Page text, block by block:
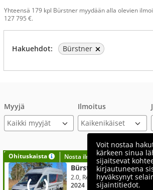
Yhteensä 179 kpl Bürstner myydään alla olevien
127 795 €.
Hakuehdot: Bürstner
Myyjä
Kaikki myyjät
Ilmoitus
Voit nostaa
kärkeen sinua
sijaitsevat
kirjautuneena
hyväksynyt
sijaintitiedot.
Ohituskaista Nosta ilmoituksesi tähän?
Bürstner Lineo C590
2.0, Retkeilyauto
2024
● Diesel● Automaatti